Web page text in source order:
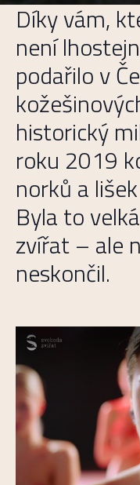
Díky vám,
není
podařilo v
historický
roku 2019
norků a
Byla to
zvířat – ale
neskončil.